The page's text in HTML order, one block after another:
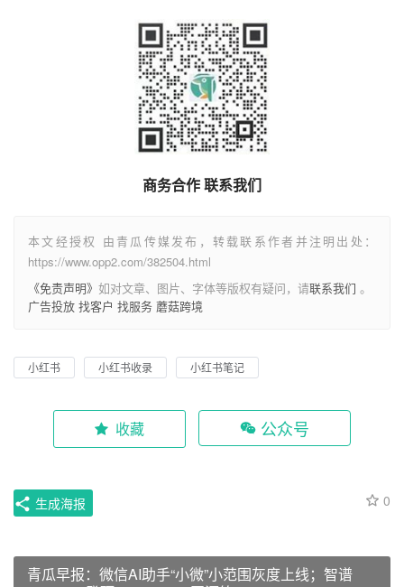
商务合作 联系我们
本文经授权 由青瓜传媒发布，转载联系作者并注明出处：
https://www.opp2.com/382504.html
《免责声明》 如对文章、图片、字体等版权有疑问，请联系我们 。
广告投放 找客户 找服务 蘑菇跨境
小红书 小红书收录 小红书笔记
收藏 公众号
0
生成海报
青瓜早报：微信AI助手“小微”小范围灰度上线；智谱